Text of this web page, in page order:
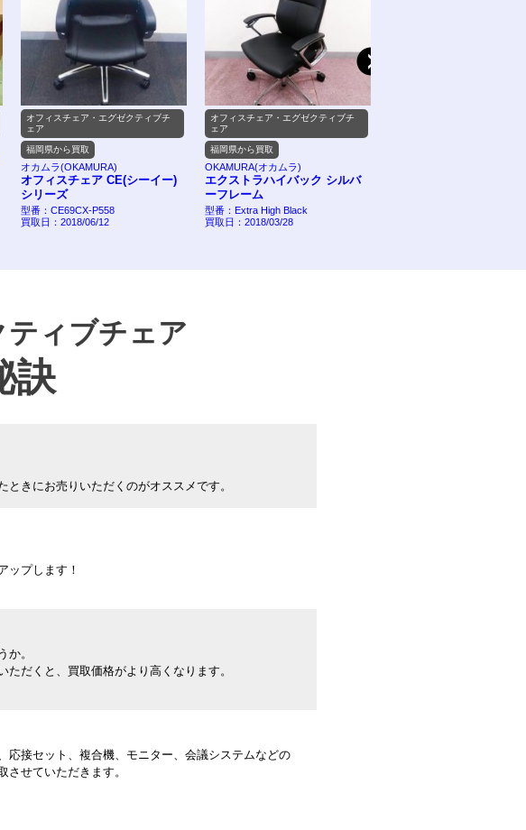
オフィスチェア・エグゼクティブチ
ェア
福岡県から買取
オカムラ(OKAMURA)
オフィスチェア CE(シーイー)
シリーズ
型番：CE69CX-P558
買取日：2018/06/12
オフィスチェア・エグゼクティブチ
ェア
福岡県から買取
OKAMURA(オカムラ)
エクストラハイバック シルバ
ーフレーム
型番：Extra High Black
買取日：2018/03/28
ィブチェア
訣
きにお売りいただくのがオススメです。
ップします！
か。
だくと、買取価格がより高くなります。
応接セット、複合機、モニター、会議システムなどの
せていただきます。